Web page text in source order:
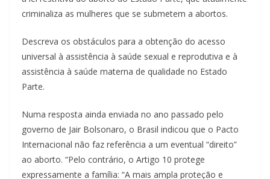
criminaliza as mulheres que se submetem a abortos.
Descreva os obstáculos para a obtenção do acesso
universal à assistência à saúde sexual e reprodutiva e à
assistência à saúde materna de qualidade no Estado
Parte.
Numa resposta ainda enviada no ano passado pelo
governo de Jair Bolsonaro, o Brasil indicou que o Pacto
Internacional não faz referência a um eventual “direito”
ao aborto. “Pelo contrário, o Artigo 10 protege
expressamente a família: “A mais ampla proteção e